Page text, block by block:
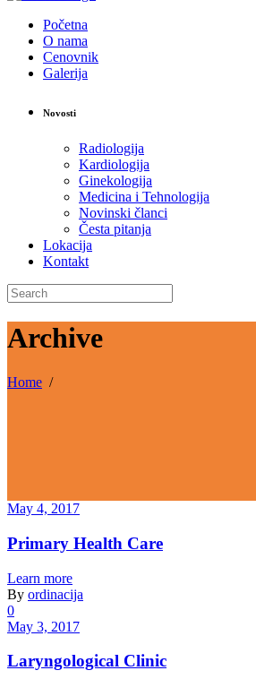
Početna
O nama
Cenovnik
Galerija
Novosti
Radiologija
Kardiologija
Ginekologija
Medicina i Tehnologija
Novinski članci
Česta pitanja
Lokacija
Kontakt
Archive
Home /
May 4, 2017
Primary Health Care
Learn more
By ordinacija
0
May 3, 2017
Laryngological Clinic